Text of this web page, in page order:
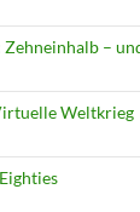
Zehneinhalb –
Weltkrieg